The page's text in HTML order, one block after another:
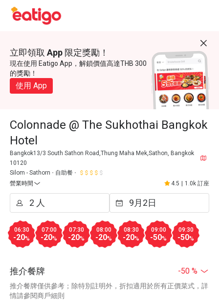
立即領取 App 限定獎勵！
現在使用 Eatigo App，解鎖價值高達THB 300
的獎勵！
使用 App
Colonnade @ The Sukhothai Bangkok
Hotel
Bangkok13/3 South Sathon Road,Thung Maha Mek,Sathon, Bangkok
10120
Silom - Sathorn
自助餐
營業時間
4.5 1.0k 訂座
06:30
-20%
07:00
-20%
07:30
-20%
08:00
-20%
08:30
-20%
09:00
-50%
09:30
-50%
推介餐牌 -50 %
推介餐牌僅供參考；除特別註明外，折扣適用於所有正價菜式，詳
情請參閱商戶細則